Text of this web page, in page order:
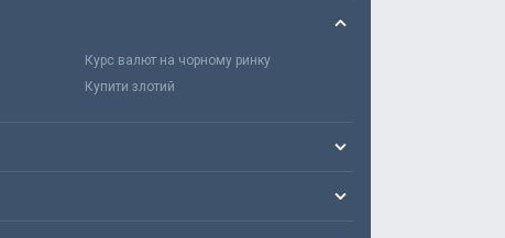
Курс валют на чорному ринку
Купити злотий